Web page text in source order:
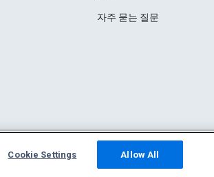
자주 묻는 질문
Cookie Settings Allow All